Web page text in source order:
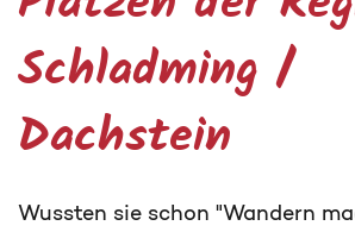
Schladming /
Dachstein
Wussten sie schon "Wandern